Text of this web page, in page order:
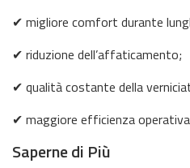
✔ migliore comfort durante
✔ riduzione dell’affaticamento;
✔ qualità costante della
✔ maggiore efficienza
Saperne di Più